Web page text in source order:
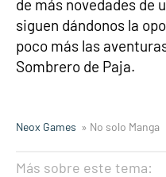
de más novedades de
siguen dándonos la
poco más las
Sombrero de Paja.
Neox Games » No solo Manga
Más sobre este tema: